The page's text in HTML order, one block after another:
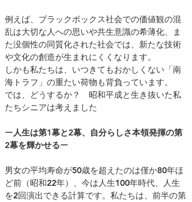
例えば、ブラックボックス社会での価値観の混
乱は大切な人への思いや共生意識の希薄化、ま
た没個性の同質化された社会では、新たな技術
や文化の創造が生まれにくくなります。
しかも私たちは、いつきてもおかしくない「南
海トラフ」の重たい荷物も背負っています。
では、どうするか？ 昭和平成と生き抜いた私
たちシニアは考えました
ー人生は第1幕と2幕、自分らしさ本領発揮の第
2幕を輝かせるー
男女の平均寿命が50歳を超えたのは僅か80年ほ
ど前（昭和22年）、今は人生100年時代、人生
を2回演出できる計算です。私たちは、前半の第